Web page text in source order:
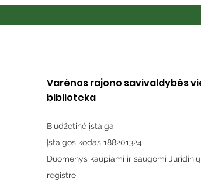
Varėnos rajono savivaldybės
biblioteka
Biudžetinė įstaiga
Įstaigos kodas 188201324
Duomenys kaupiami ir saugomi
registre